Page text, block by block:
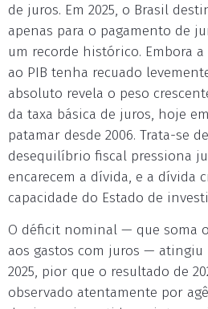
de juros. Em 2025, o Brasil
apenas para o pagamento de
um recorde histórico. Embora
ao PIB tenha recuado
absoluto revela o peso
da taxa básica de juros, hoje
patamar desde 2006. Trata-se
desequilíbrio fiscal pressiona
encarecem a dívida, e a dívida
capacidade do Estado de
O déficit nominal — que soma
aos gastos com juros — atingiu
2025, pior que o resultado de
observado atentamente por